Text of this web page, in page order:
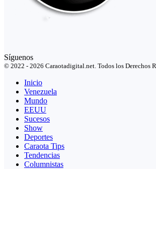
Síguenos
© 2022 - 2026 Caraotadigital.net. Todos los Derechos
Inicio
Venezuela
Mundo
EEUU
Sucesos
Show
Deportes
Caraota Tips
Tendencias
Columnistas